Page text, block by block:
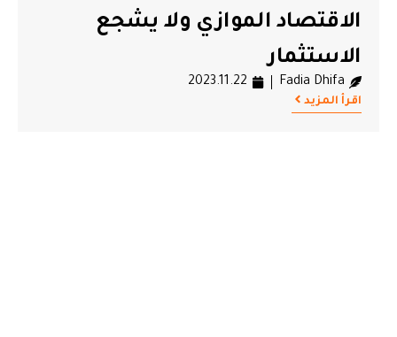
الاقتصاد الموازي ولا يشجع
الاستثمار
Fadia Dhifa
2023.11.22
اقرأ المزيد